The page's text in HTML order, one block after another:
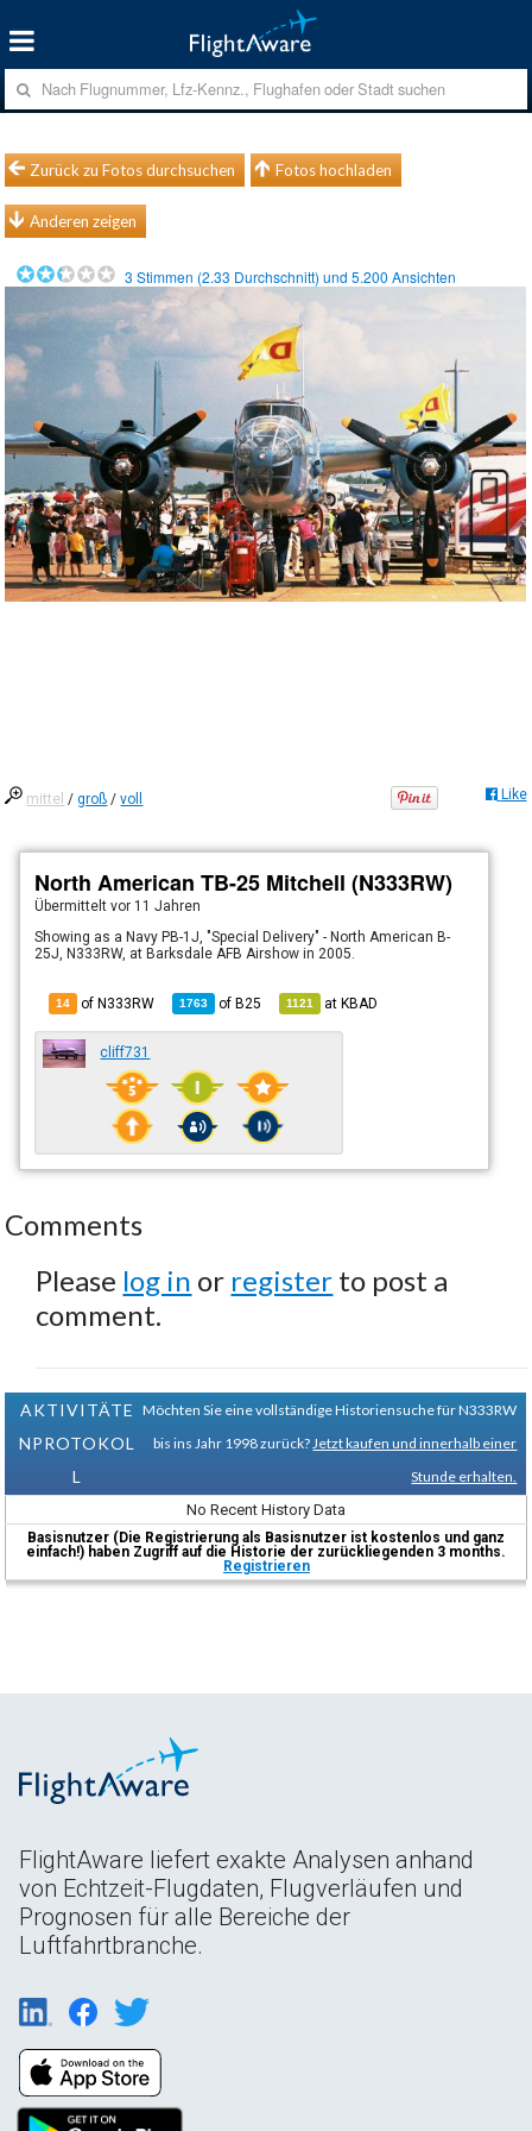
Zurück zu Fotos durchsuchen Fotos hochladen
Anderen zeigen
3 Stimmen (2.33 Durchschnitt) und5.200 Ansichten
mittel /groß /voll Like
North American TB-25 Mitchell (N333RW)
Übermitteltvor 11 Jahren
Showing as a Navy PB-1J, "Special Delivery" - North American B-
25J, N333RW, at Barksdale AFB Airshow in 2005.
14 of N333RW 1763 ofB25 1121 atKBAD
cliff731
Comments
Please log in or register to post a
comment.
AKTIVITÄTE
NPROTOKOL
L
Möchten Sie eine vollständige Historiensuche für N333RW
bis ins Jahr 1998 zurück? Jetzt kaufen und innerhalb einer
Stunde erhalten.
No Recent History Data
Basisnutzer (Die Registrierung als Basisnutzer ist kostenlos und ganz
einfach!) haben Zugriff auf die Historie der zurückliegenden 3 months.
Registrieren
FlightAware liefert exakte Analysen anhand
von Echtzeit-Flugdaten, Flugverläufen und
Prognosen für alle Bereiche der
Luftfahrtbranche.